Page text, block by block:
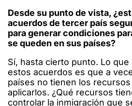
Desde su punto de vista,
acuerdos de tercer país
para generar condiciones
se queden en sus países?
Sí, hasta cierto punto. Lo
estos acuerdos es que a
países no tienen los
aplicarlos. ¿Qué recursos
controlar la inmigración que